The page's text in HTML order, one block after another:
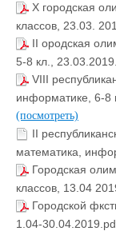
X городская
классов, 23.03.
II ородская
5-8 кл.,
VIII
информатике, 6-8
(посмотреть)
II
математика,
Городская
классов, 13.04
Городской
1.04-